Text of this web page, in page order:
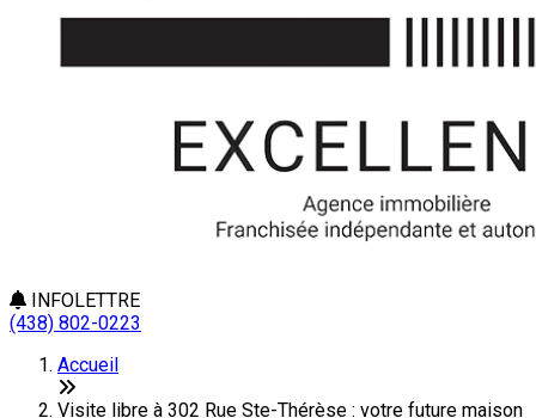
INFOLETTRE
(438) 802-0223
Accueil
Visite libre à 302 Rue Ste-Thérèse : votre future maison